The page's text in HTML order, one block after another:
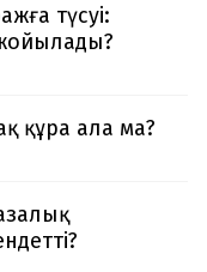
түсуі:
құра ала ма?